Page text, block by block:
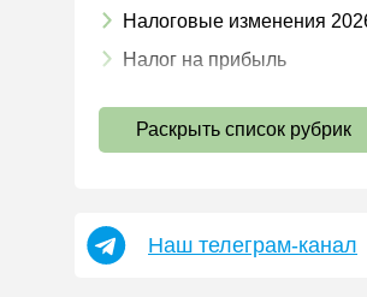
Налоговые изменения
Налог на прибыль
Страховые взносы 2026
УСН
Раскрыть список рубрик
Наш телеграм-канал